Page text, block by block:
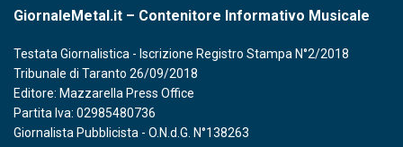
GiornaleMetal.it – Contenitore Informativo Musicale
Testata Giornalistica - Iscrizione Registro Stampa N°2/2018
Tribunale di Taranto 26/09/2018
Editore: Mazzarella Press Office
Partita Iva: 02985480736
Giornalista Pubblicista - O.N.d.G. N°138263